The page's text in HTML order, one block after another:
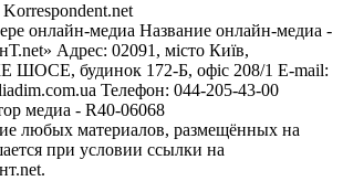
онлайн-медиа Название онлайн-медиа -
Адрес: 02091, місто Київ,
будинок 172-Б, офіс 208/1 E-mail:
Телефон: 044-205-43-00
медиа - R40-06068
любых материалов, размещённых на
при условии ссылки на